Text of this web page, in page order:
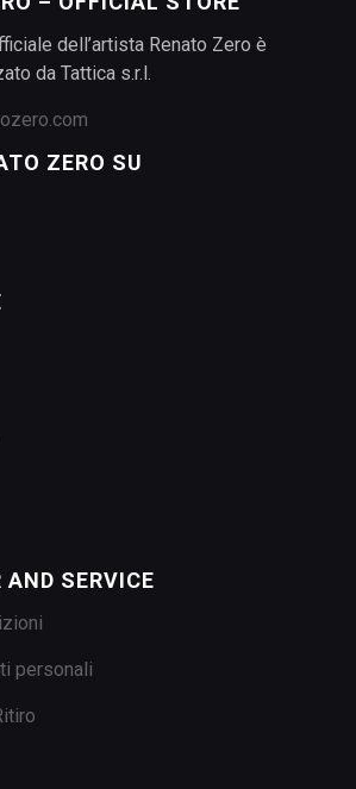
dell’artista Renato Zero è
da Tattica s.r.l.
ZERO SU
AND SERVICE
personali